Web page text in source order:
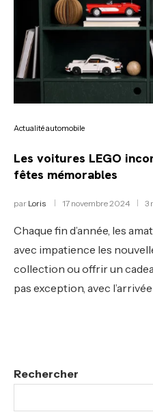
Actualité automobile
Les voitures LEGO
fêtes mémorables
par Loris 17 novembre 2024 3
Chaque fin d’année, les
avec impatience les
collection ou offrir un
pas exception, avec l’arrivée …
Rechercher